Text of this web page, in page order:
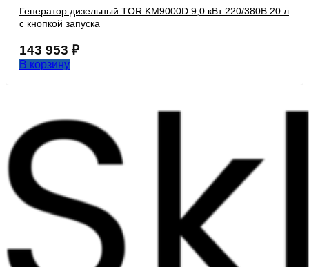
Генератор дизельный TOR KM9000D 9,0 кВт 220/380В 20 л
с кнопкой запуска
143 953 ₽
В корзину